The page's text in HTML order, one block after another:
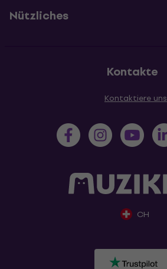
Nützliches
Kontakte
Kontaktiere uns
CH